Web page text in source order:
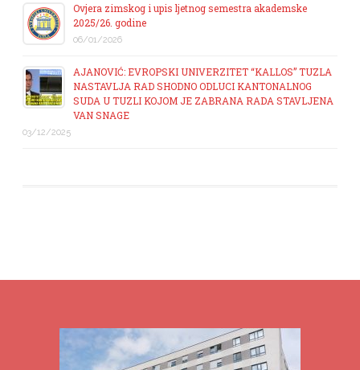
Ovjera zimskog i upis ljetnog semestra akademske
2025/26. godine
06/01/2026
AJANOVIĆ: EVROPSKI UNIVERZITET “KALLOS” TUZLA
NASTAVLJA RAD SHODNO ODLUCI KANTONALNOG
SUDA U TUZLI KOJOM JE ZABRANA RADA STAVLJENA
VAN SNAGE
03/12/2025